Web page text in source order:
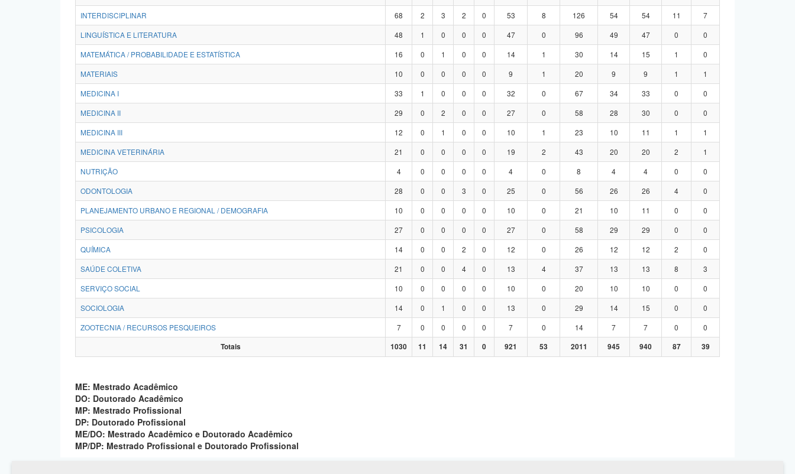
INTERDISCIPLINAR
68 2 3 2 0 53 8 126 54 54 11
7
LINGUÍSTICA E LITERATURA
48 1 0 0 0 47 0 96 49 47 0
0
MATEMÁTICA / PROBABILIDADE E ESTATÍSTICA
16 0 1 0 0 14 1 30 14 15 1
0
MATERIAIS
10 0 0 0 0 9 1 20 9 9 1
1
MEDICINA I
33 1 0 0 0 32 0 67 34 33 0
0
MEDICINA II
29 0 2 0 0 27 0 58 28 30 0
0
MEDICINA III
12 0 1 0 0 10 1 23 10 11 1
1
MEDICINA VETERINÁRIA
21 0 0 0 0 19 2 43 20 20 2
1
NUTRIÇÃO
4 0 0 0 0 4 0 8 4 4 0
0
ODONTOLOGIA
28 0 0 3 0 25 0 56 26 26 4
0
PLANEJAMENTO URBANO E REGIONAL / DEMOGRAFIA
10 0 0 0 0 10 0 21 10 11 0
0
PSICOLOGIA
27 0 0 0 0 27 0 58 29 29 0
0
QUÍMICA
14 0 0 2 0 12 0 26 12 12 2
0
SAÚDE COLETIVA
21 0 0 4 0 13 4 37 13 13 8
3
SERVIÇO SOCIAL
10 0 0 0 0 10 0 20 10 10 0
0
SOCIOLOGIA
14 0 1 0 0 13 0 29 14 15 0
0
ZOOTECNIA / RECURSOS PESQUEIROS
7 0 0 0 0 7 0 14 7 7 0
0
Totais
1030 11 14 31 0 921 53 2011 945 940 87 39
ME: Mestrado Acadêmico
DO: Doutorado Acadêmico
MP: Mestrado Profissional
DP: Doutorado Profissional
ME/DO: Mestrado Acadêmico e Doutorado Acadêmico
MP/DP: Mestrado Profissional e Doutorado Profissional